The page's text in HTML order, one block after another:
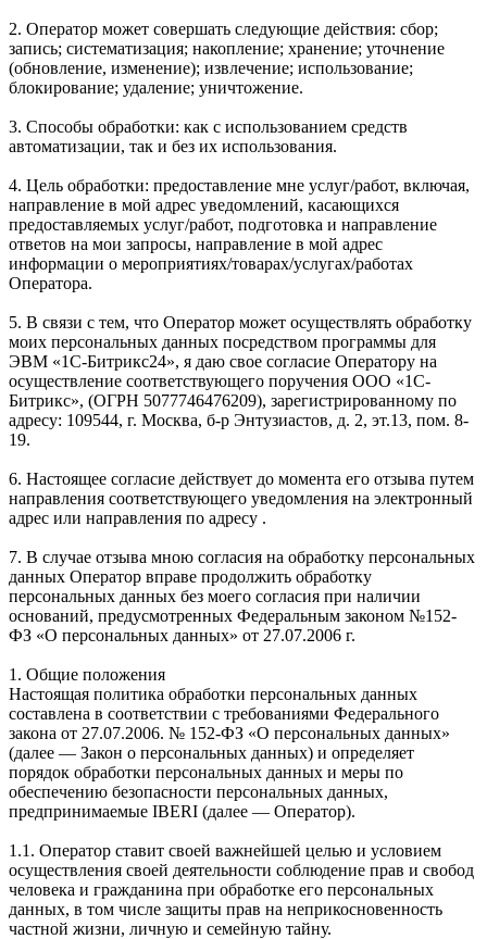
2. Оператор может совершать следующие действия: сбор;
запись; систематизация; накопление; хранение; уточнение
(обновление, изменение); извлечение; использование;
блокирование; удаление; уничтожение.
3. Способы обработки: как с использованием средств
автоматизации, так и без их использования.
4. Цель обработки: предоставление мне услуг/работ, включая,
направление в мой адрес уведомлений, касающихся
предоставляемых услуг/работ, подготовка и направление
ответов на мои запросы, направление в мой адрес
информации о мероприятиях/товарах/услугах/работах
Оператора.
5. В связи с тем, что Оператор может осуществлять обработку
моих персональных данных посредством программы для
ЭВМ «1С-Битрикс24», я даю свое согласие Оператору на
осуществление соответствующего поручения ООО «1С-
Битрикс», (ОГРН 5077746476209), зарегистрированному по
адресу: 109544, г. Москва, б-р Энтузиастов, д. 2, эт.13, пом. 8-
19.
6. Настоящее согласие действует до момента его отзыва путем
направления соответствующего уведомления на электронный
адрес или направления по адресу .
7. В случае отзыва мною согласия на обработку персональных
данных Оператор вправе продолжить обработку
персональных данных без моего согласия при наличии
оснований, предусмотренных Федеральным законом №152-
ФЗ «О персональных данных» от 27.07.2006 г.
1. Общие положения
Настоящая политика обработки персональных данных
составлена в соответствии с требованиями Федерального
закона от 27.07.2006. № 152-ФЗ «О персональных данных»
(далее — Закон о персональных данных) и определяет
порядок обработки персональных данных и меры по
обеспечению безопасности персональных данных,
предпринимаемые IBERI (далее — Оператор).
1.1. Оператор ставит своей важнейшей целью и условием
осуществления своей деятельности соблюдение прав и свобод
человека и гражданина при обработке его персональных
данных, в том числе защиты прав на неприкосновенность
частной жизни, личную и семейную тайну.